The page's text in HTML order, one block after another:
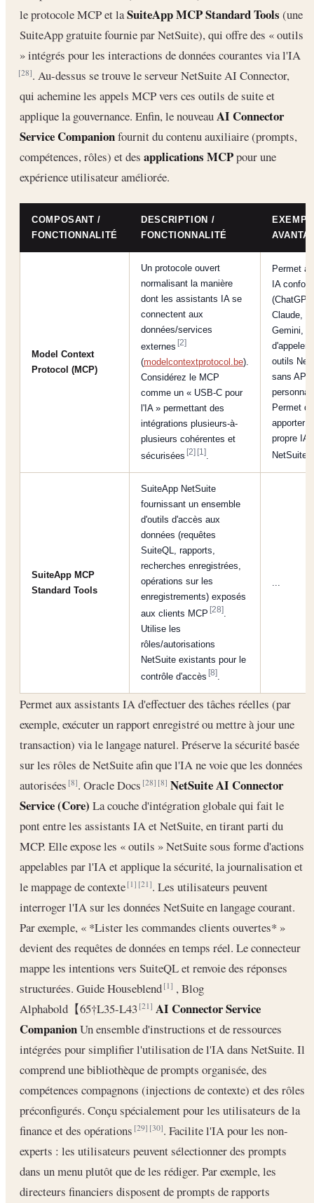
le protocole MCP et laSuiteApp MCP Standard Tools (une
SuiteApp gratuite fournie par NetSuite), qui offre des « outils
» intégrés pour les interactions de données courantes via l'IA
[28]. Au-dessus se trouve le serveur NetSuite AI Connector,
qui achemine les appels MCP vers ces outils de suite et
applique la gouvernance. Enfin, le nouveauAI Connector
Service Companionfournit du contenu auxiliaire (prompts,
compétences, rôles) et des applications MCPpour une
expérience utilisateur améliorée.
COMPOSANT /
FONCTIONNALITÉ
DESCRIPTION /
FONCTIONNALITÉ
Model Context
Protocol (MCP)
Un protocole ouvert
normalisant la manière
dont les assistants IA se
connectent aux
données/services
externes[2]
(modelcontextprotocol.be).
Considérez le MCP
comme un « USB-C pour
l'IA » permettant des
intégrations plusieurs-à-
plusieurs cohérentes et
sécurisées[2] [1].
Permet à
IA
(ChatGPT,
Claude,
Gemini,
d'appeler
outils
sans API
Permet
apporter
propre IA
NetSuite
SuiteApp MCP
Standard Tools
SuiteApp NetSuite
fournissant un ensemble
d'outils d'accès aux
données (requêtes
SuiteQL, rapports,
recherches enregistrées,
opérations sur les
enregistrements) exposés
aux clients MCP[28].
Utilise les
rôles/autorisations
NetSuite existants pour le
contrôle d'accès[8].
...
Permet aux assistants IA d'effectuer des tâches réelles (par
exemple, exécuter un rapport enregistré ou mettre à jour une
transaction) via le langage naturel. Préserve la sécurité basée
sur les rôles de NetSuite afin que l'IA ne voie que les données
autorisées[8]. Oracle Docs[28] [8] NetSuite AI Connector
Service (Core) La couche d'intégration globale qui fait le
pont entre les assistants IA et NetSuite, en tirant parti du
MCP. Elle expose les « outils » NetSuite sous forme d'actions
appelables par l'IA et applique la sécurité, la journalisation et
le mappage de contexte[1] [21]. Les utilisateurs peuvent
interroger l'IA sur les données NetSuite en langage courant.
Par exemple, « *Lister les commandes clients ouvertes* »
devient des requêtes de données en temps réel. Le connecteur
mappe les intentions vers SuiteQL et renvoie des réponses
structurées. Guide Houseblend[1] , Blog
Alphabold【65†L35-L43[21] AI Connector Service
CompanionUn ensemble d'instructions et de ressources
intégrées pour simplifier l'utilisation de l'IA dans NetSuite. Il
comprend une bibliothèque de prompts organisée, des
compétences compagnons (injections de contexte) et des rôles
préconfigurés. Conçu spécialement pour les utilisateurs de la
finance et des opérations[29] [30]. Facilite l'IA pour les non-
experts : les utilisateurs peuvent sélectionner des prompts
dans un menu plutôt que de les rédiger. Par exemple, les
directeurs financiers disposent de prompts de rapports